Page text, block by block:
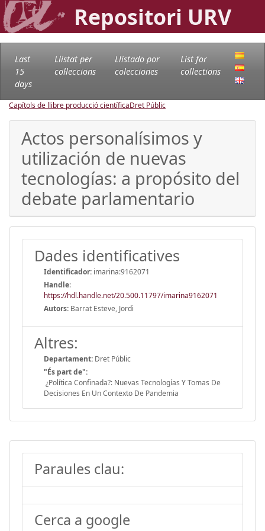
Repositori URV
Last
15
days
Llistat per
col·leccions
Llistado por
colecciones
List for
collections
Capítols de llibre producció científicaDret Públic
Actos personalísimos y
utilización de nuevas
tecnologías: a propósito del
debate parlamentario
Dades identificatives
Identificador: imarina:9162071
Handle:
https://hdl.handle.net/20.500.11797/imarina9162071
Autors: Barrat Esteve, Jordi
Altres:
Departament: Dret Públic
"És part de":
¿Política Confinada?: Nuevas Tecnologías Y Tomas De
Decisiones En Un Contexto De Pandemia
Paraules clau:
Cerca a google